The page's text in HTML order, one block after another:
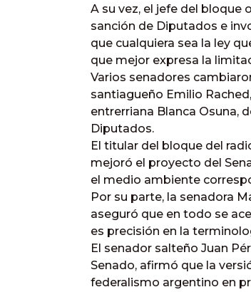
A su vez, el jefe del
sanción de Diputados e
que cualquiera sea la ley
que mejor expresa la
Varios senadores
santiagueño Emilio
entrerriana Blanca Osuna,
Diputados.
El titular del bloque del
mejoró el proyecto del
el medio ambiente
Por su parte, la senadora
aseguró que en todo se
es precisión en la
El senador salteño Juan
Senado, afirmó que la
federalismo argentino en